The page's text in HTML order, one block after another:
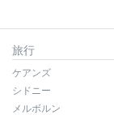
旅行
ケアンズ
シドニー
メルボルン